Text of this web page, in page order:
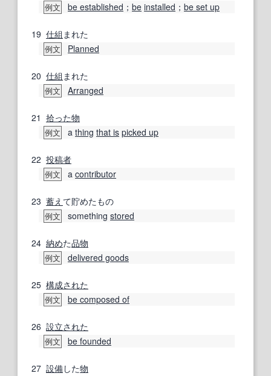
例文 be established ； be installed ； be set up
19 仕組 まれた
例文 Planned
20 仕組 まれた
例文 Arranged
21 拾った物
例文 a thing that is picked up
22 投稿者
例文 a contributor
23 蓄え て貯めたもの
例文 something stored
24 納めた品物
例文 delivered goods
25 構成された
例文 be composed of
26 設立された
例文 be founded
27 設備した物